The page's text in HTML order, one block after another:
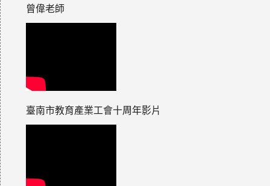
曾偉老師
臺南市教育產業工會十周年影片